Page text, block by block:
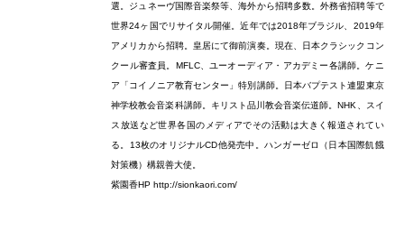
選。ジュネーヴ国際音楽祭等、海外から招聘多数。外務省招聘等で
世界24ヶ国でリサイタル開催。近年では2018年ブラジル、2019年
アメリカから招聘。皇居にて御前演奏。現在、日本クラシックコン
クール審査員。MFLC、ユーオーディア・アカデミー各講師。ケニ
ア「コイノニア教育センター」特別講師。日本バプテスト連盟東京
神学校教会音楽科講師。キリスト品川教会音楽伝道師。NHK、スイ
ス放送など世界各国のメディアでその活動は大きく報道されてい
る。13枚のオリジナルCD他発売中。ハンガーゼロ（日本国際飢餓
対策機）構親善大使。
紫園香HP http://sionkaori.com/